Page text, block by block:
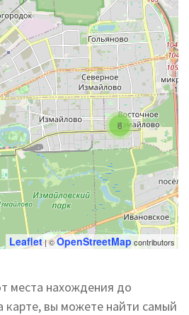
8
Leaflet| ©OpenStreetMap contributors
места нахождения до
карте, вы можете найти самый